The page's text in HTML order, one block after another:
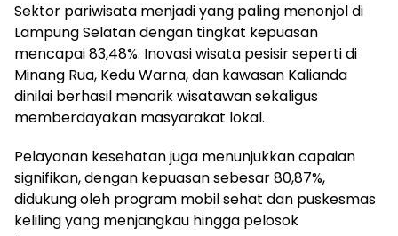
Sektor pariwisata menjadi yang paling menonjol di
Lampung Selatan dengan tingkat kepuasan
mencapai 83,48%. Inovasi wisata pesisir seperti di
Minang Rua, Kedu Warna, dan kawasan Kalianda
dinilai berhasil menarik wisatawan sekaligus
memberdayakan masyarakat lokal.
Pelayanan kesehatan juga menunjukkan capaian
signifikan, dengan kepuasan sebesar 80,87%,
didukung oleh program mobil sehat dan puskesmas
keliling yang menjangkau hingga pelosok